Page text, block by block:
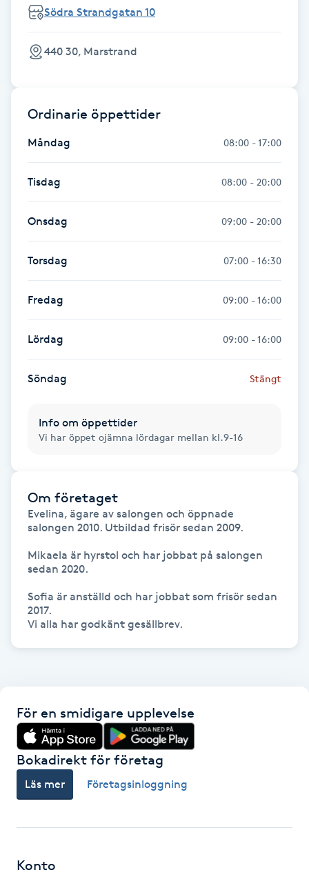
Gua Sha-massage
Hatha Yoga
Healing
Herrklippning
HIFU
Hollywood Peel
Hot Stone Massage
Hot yoga
Huduppstramning
Hudvård
Hyaluronsyra
Hyperhidros
Hårborttagning
Hårförlängning
Hårvård
Hälsa
Södra Strandgatan 10
440 30, Marstrand
Ordinarie öppettider
Måndag 08:00 - 17:00
Tisdag 08:00 - 20:00
Onsdag 09:00 - 20:00
Torsdag 07:00 - 16:30
Fredag 09:00 - 16:00
Lördag 09:00 - 16:00
Söndag Stängt
Info om öppettider
Vi har öppet ojämna lördagar mellan kl.9-16
Om företaget
Evelina, ägare av salongen och öppnade
salongen 2010. Utbildad frisör sedan 2009.
Mikaela är hyrstol och har jobbat på salongen
sedan 2020.
Sofia är anställd och har jobbat som frisör sedan
2017.
Vi alla har godkänt gesällbrev.
För en smidigare upplevelse
Bokadirekt för företag
Läs mer Företagsinloggning
Konto